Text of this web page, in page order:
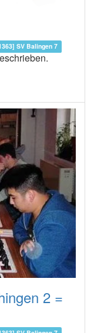
SV Balingen 7
2 =